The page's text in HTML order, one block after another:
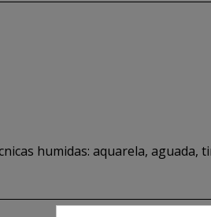
humidas: aquarela, aguada,